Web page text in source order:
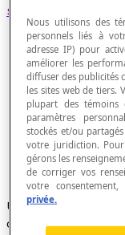
sphère
Une sphère peut
cercle autour de
Nous utilisons des
personnels liés à
adresse IP) pour
améliorer les
diffuser des publicités
les sites web de tiers.
plupart des témoins
paramètres
stockés et/ou
votre juridiction.
gérons les
de corriger vos
votre
privée.